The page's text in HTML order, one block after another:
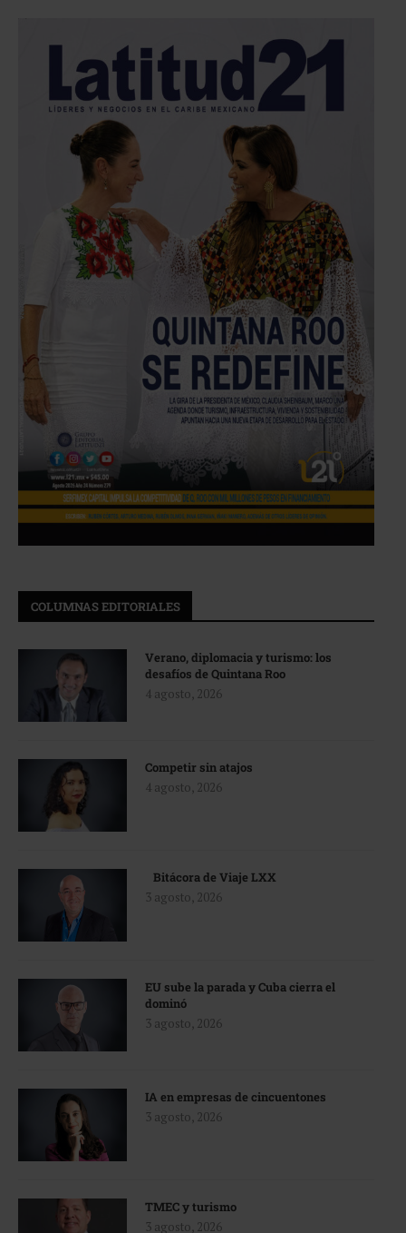
COLUMNAS EDITORIALES
Verano, diplomacia y turismo: los
desafíos de Quintana Roo
4 agosto, 2026
Competir sin atajos
4 agosto, 2026
Bitácora de Viaje LXX
3 agosto, 2026
EU sube la parada y Cuba cierra el
dominó
3 agosto, 2026
IA en empresas de cincuentones
3 agosto, 2026
TMEC y turismo
3 agosto, 2026